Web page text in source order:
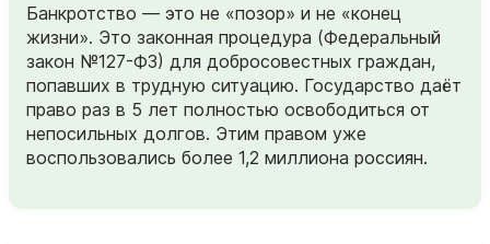
Банкротство — это не «позор» и не «конец
жизни». Это законная процедура (Федеральный
закон №127-ФЗ) для добросовестных граждан,
попавших в трудную ситуацию. Государство даёт
право раз в 5 лет полностью освободиться от
непосильных долгов. Этим правом уже
воспользовались более 1,2 миллиона россиян.